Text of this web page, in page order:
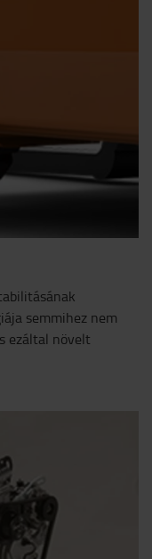
semmihez nem
ezáltal növelt